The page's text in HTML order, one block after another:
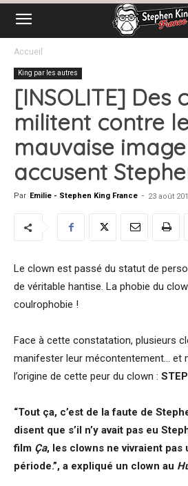
Accueil
King par les autres
[INSOLITE] Des
militent contre
mauvaise
accusent
Par Emilie - Stephen King France - 23 août
Le clown est passé du statut de
de véritable hantise. La phobie du
coulrophobie !
Face à cette constatation, plusieurs
manifester leur mécontentement… et
l’origine de cette peur du clown :
“Tout ça, c’est de la faute de
disent que s’il n’y avait pas eu
film Ça, les clowns ne vivraient pas
période.”, a expliqué un clown au